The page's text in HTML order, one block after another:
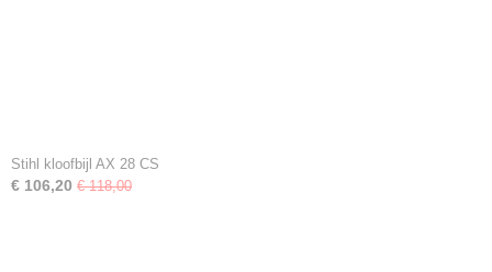
Stihl kloofbijl AX 28 CS
€ 106,20 € 118,00